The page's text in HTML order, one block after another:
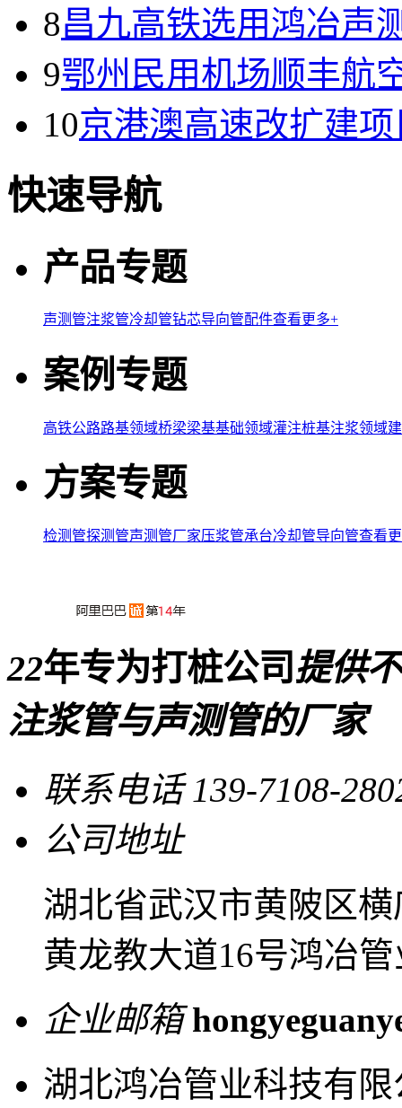
8昌九高铁选用鸿冶声
9鄂州民用机场顺丰航
10京港澳高速改扩建
快速导航
产品专题
声测管注浆管冷却管钻芯导向管配件查看更多+
案例专题
高铁公路路基领域桥梁梁基基础领域灌注桩基注浆领域
方案专题
检测管探测管声测管厂家压浆管承台冷却管导向管查看
22年专为打桩公司 提供
注浆管与声测管的厂家
联系电话 139-7108-
公司地址
湖北省武汉市黄陂区
黄龙教大道16号鸿冶
企业邮箱
湖北鸿冶管业科技有